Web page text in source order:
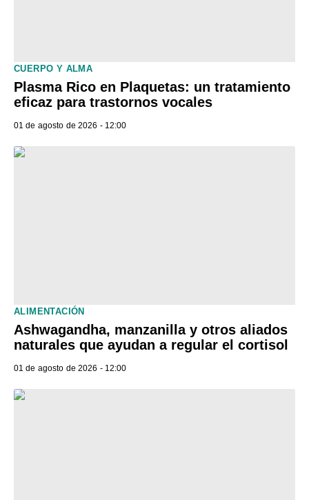
CUERPO Y ALMA
Plasma Rico en Plaquetas: un tratamiento
eficaz para trastornos vocales
01 de agosto de 2026 - 12:00
ALIMENTACIÓN
Ashwagandha, manzanilla y otros aliados
naturales que ayudan a regular el cortisol
01 de agosto de 2026 - 12:00